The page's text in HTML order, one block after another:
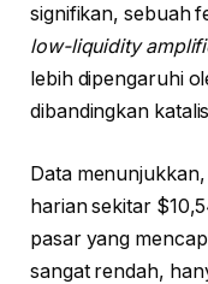
signifikan, sebuah
low-liquidity
lebih dipengaruhi
dibandingkan
Data
harian sekitar
pasar yang
sangat rendah,